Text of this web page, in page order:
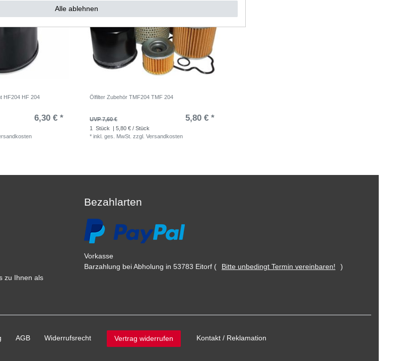
HF204 HF 204
6,30 € *
Ölfilter Zubehör TMF204 TMF 204
UVP 7,60 € 5,80 € *
1 Stück
| 5,80 € / Stück
*inkl. ges. MwSt. zzgl.Versandkosten
zu Ihnen als
Bezahlarten
Vorkasse
Barzahlung bei Abholung in 53783 Eitorf (
Bitte unbedingt Termin vereinbaren! )
AGB Widerrufs­recht Vertrag widerrufen Kontakt / Reklamation
Alle ablehnen